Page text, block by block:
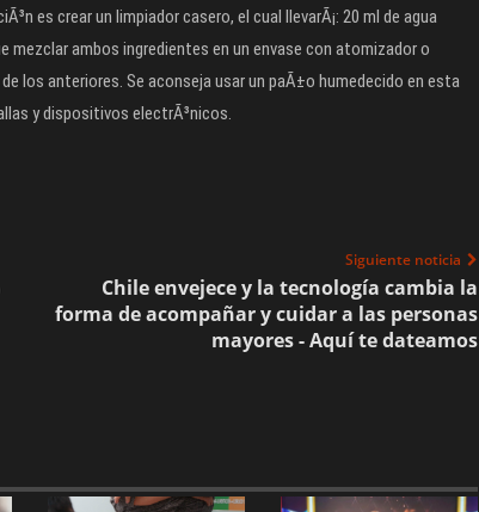
es crear un limpiador casero, el cual llevarÃ¡: 20 ml de agua
mezclar ambos ingredientes en un envase con atomizador o
los anteriores. Se aconseja usar un paÃ±o humedecido en esta
y dispositivos electrÃ³nicos.
Siguiente noticia
Chile envejece y la tecnología cambia la
forma de acompañar y cuidar a las personas
mayores - Aquí te dateamos